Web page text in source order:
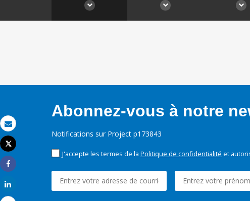
Email
Imprimer
Tweet
Share
Abonnez-vous à notre
Notifications sur Project p173843
J'accepte les termes de la Politique de confidentialité et